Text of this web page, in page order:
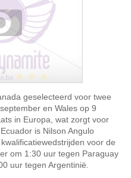
geselecteerd voor twee
en Wales op 9
in Europa, wat zorgt voor
is Nilson Angulo
voor de
om 1:30 uur tegen Paraguay
uur tegen Argentinië.